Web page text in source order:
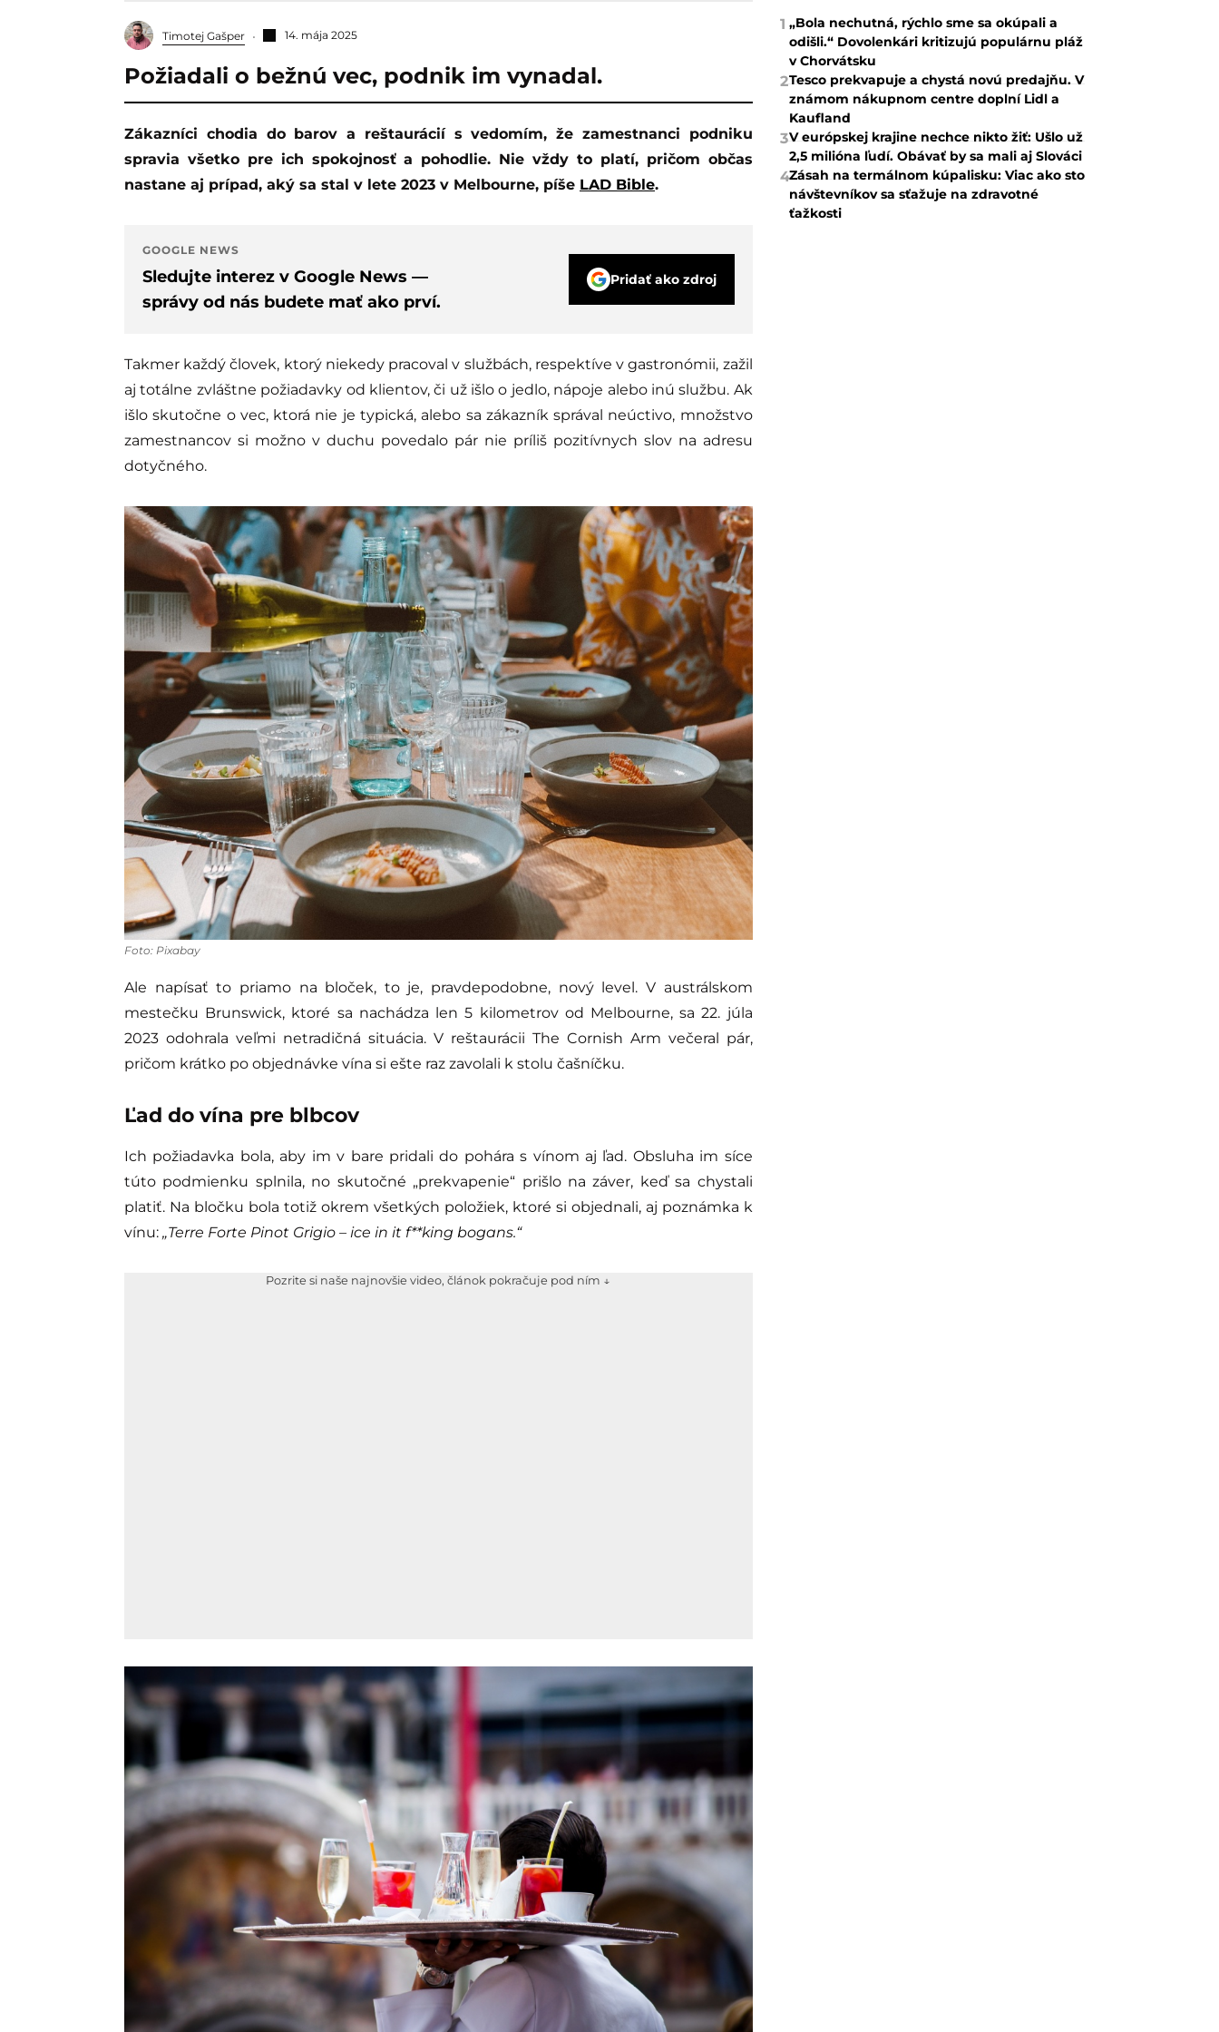
Timotej Gašper 14. mája 2025
Požiadali o bežnú vec, podnik im vynadal.
Zákazníci chodia do barov a reštaurácií s vedomím, že zamestnanci podniku
spravia všetko pre ich spokojnosť a pohodlie. Nie vždy to platí, pričom občas
nastane aj prípad, aký sa stal v lete 2023 v Melbourne, píše LAD Bible.
GOOGLE NEWS
Sledujte interez v Google News —
správy od nás budete mať ako prví.
Pridať ako zdroj
Takmer každý človek, ktorý niekedy pracoval v službách, respektíve v gastronómii, zažil
aj totálne zvláštne požiadavky od klientov, či už išlo o jedlo, nápoje alebo inú službu. Ak
išlo skutočne o vec, ktorá nie je typická, alebo sa zákazník správal neúctivo, množstvo
zamestnancov si možno v duchu povedalo pár nie príliš pozitívnych slov na adresu
dotyčného.
Foto: Pixabay
Ale napísať to priamo na bloček, to je, pravdepodobne, nový level. V austrálskom
mestečku Brunswick, ktoré sa nachádza len 5 kilometrov od Melbourne, sa 22. júla
2023 odohrala veľmi netradičná situácia. V reštaurácii The Cornish Arm večeral pár,
pričom krátko po objednávke vína si ešte raz zavolali k stolu čašníčku.
Ľad do vína pre blbcov
Ich požiadavka bola, aby im v bare pridali do pohára s vínom aj ľad. Obsluha im síce
túto podmienku splnila, no skutočné „prekvapenie“ prišlo na záver, keď sa chystali
platiť. Na bločku bola totiž okrem všetkých položiek, ktoré si objednali, aj poznámka k
vínu: „Terre Forte Pinot Grigio – ice in it f**king bogans.“
Pozrite si naše najnovšie video, článok pokračuje pod ním ↓
1 „Bola nechutná, rýchlo sme sa okúpali a
odišli.“ Dovolenkári kritizujú populárnu pláž
v Chorvátsku
2Tesco prekvapuje a chystá novú predajňu. V
známom nákupnom centre doplní Lidl a
Kaufland
3V európskej krajine nechce nikto žiť: Ušlo už
2,5 milióna ľudí. Obávať by sa mali aj Slováci
4Zásah na termálnom kúpalisku: Viac ako sto
návštevníkov sa sťažuje na zdravotné
ťažkosti